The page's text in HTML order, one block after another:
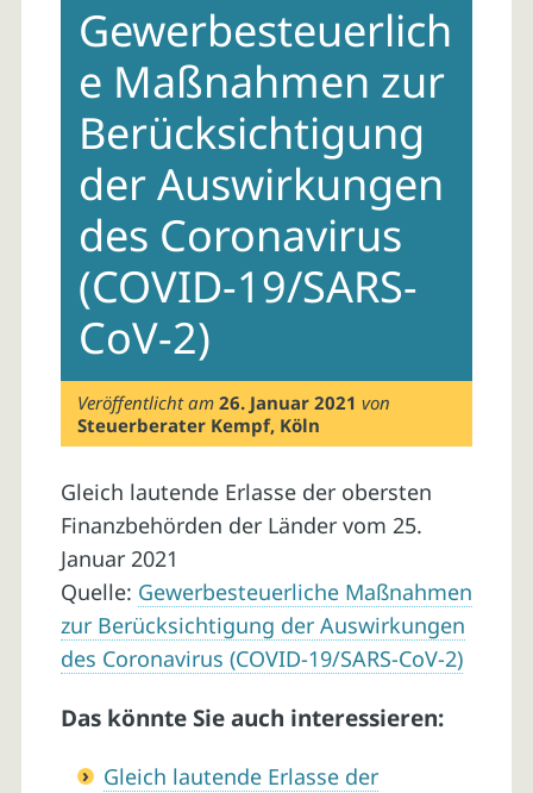
contentGewerbesteuerlich
e Maßnahmen zur
Berücksichtigung
der Auswirkungen
des Coronavirus
(COVID-19/SARS-
CoV-2)
Veröffentlicht am26. Januar 2021 von
Steuerberater Kempf, Köln
Gleich lautende Erlasse der obersten
Finanzbehörden der Länder vom 25.
Januar 2021
Quelle: Gewerbesteuerliche Maßnahmen
zur Berücksichtigung der Auswirkungen
des Coronavirus (COVID-19/SARS-CoV-2)
Das könnte Sie auch interessieren:
Gleich lautende Erlasse der